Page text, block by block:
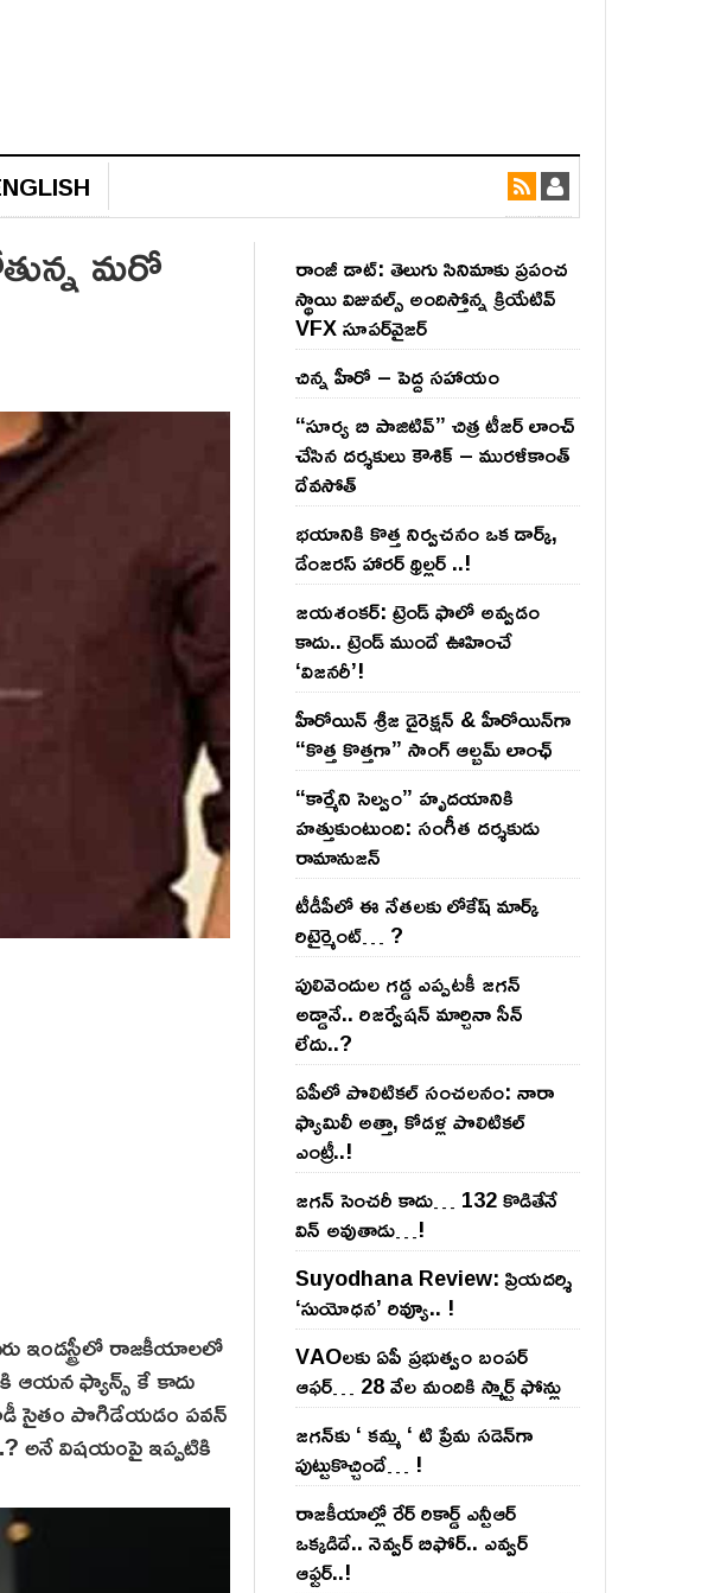
మరో
ఇండస్ట్రీలో రాజకీయాలలో
ఆయన ఫ్యాన్స్ కే కాదు
సైతం పొగిడేయడం పవన్
అనే విషయంపై ఇప్పటికి
రాంజీ డాట్: తెలుగు సినిమాకు ప్రపంచ
స్థాయి విజువల్స్ అందిస్తోన్న క్రియేటివ్
VFX సూపర్‌వైజర్
చిన్న హీరో – పెద్ద సహాయం
“సూర్య బి పాజిటివ్” చిత్ర టీజర్ లాంచ్
చేసిన‌ దర్శకులు కౌశిక్ – మురళీకాంత్
దేవసోత్
భయానికి కొత్త నిర్వచనం ఒక డార్క్,
డేంజరస్ హారర్ థ్రిల్లర్ ..!
జయశంకర్: ట్రెండ్‌ ఫాలో అవ్వడం
కాదు.. ట్రెండ్‌ ముందే ఊహించే
‘విజనరీ’!
హీరోయిన్ శ్రీజ డైరెక్ష‌న్ & హీరోయిన్‌గా
“కొత్త కొత్తగా” సాంగ్ ఆల్బమ్ లాంఛ్
“కార్మేని సెల్వం” హృదయానికి
హత్తుకుంటుంది: సంగీత దర్శకుడు
రామానుజన్
టీడీపీలో ఈ నేత‌ల‌కు లోకేష్ మార్క్
రిటైర్మెంట్‌… ?
పులివెందుల గ‌డ్డ ఎప్ప‌ట‌కీ జ‌గ‌న్
అడ్డానే.. రిజ‌ర్వేష‌న్ మార్చినా సీన్
లేదు..?
ఏపీలో పొలిటిక‌ల్ సంచ‌ల‌నం: నారా
ఫ్యామిలీ అత్తా, కోడ‌ళ్ల పొలిటికల్
ఎంట్రీ..!
జ‌గ‌న్ సెంచ‌రీ కాదు… 132 కొడితేనే
విన్ అవుతాడు…!
Suyodhana Review: ప్రియదర్శి
‘సుయోధన’ రివ్యూ.. !
VAOల‌కు ఏపీ ప్ర‌భుత్వం బంప‌ర్
ఆఫ‌ర్‌… 28 వేల మందికి స్మార్ట్ ఫోన్లు
జ‌గ‌న్‌కు ‘ క‌మ్మ ‘ టి ప్రేమ స‌డెన్‌గా
పుట్టుకొచ్చిందే… !
రాజ‌కీయాల్లో రేర్ రికార్డ్ ఎన్టీఆర్
ఒక్క‌డిదే.. నెవ్వ‌ర్ బిఫోర్‌.. ఎవ్వ‌ర్
ఆఫ్ట‌ర్‌..!